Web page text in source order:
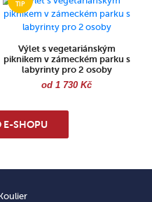
Výlet s vegetariánským
piknikem v zámeckém parku s
labyrinty pro 2 osoby
od 1 730 Kč
E-SHOPU